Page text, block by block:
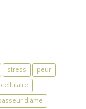
stress
peur
d'âme